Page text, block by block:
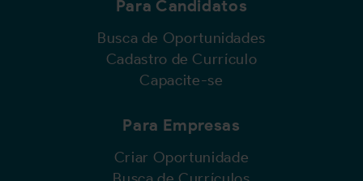
Para Candidatos
Busca de Oportunidades
Cadastro de Currículo
Capacite-se
Para Empresas
Criar Oportunidade